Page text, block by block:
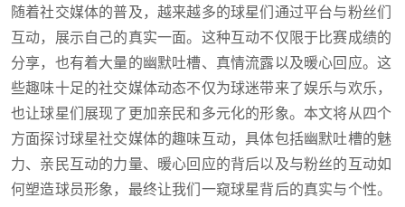
随着社交媒体的普及，越来越多的球星们通过平台与粉丝们
互动，展示自己的真实一面。这种互动不仅限于比赛成绩的
分享，也有着大量的幽默吐槽、真情流露以及暖心回应。这
些趣味十足的社交媒体动态不仅为球迷带来了娱乐与欢乐，
也让球星们展现了更加亲民和多元化的形象。本文将从四个
方面探讨球星社交媒体的趣味互动，具体包括幽默吐槽的魅
力、亲民互动的力量、暖心回应的背后以及与粉丝的互动如
何塑造球员形象，最终让我们一窥球星背后的真实与个性。